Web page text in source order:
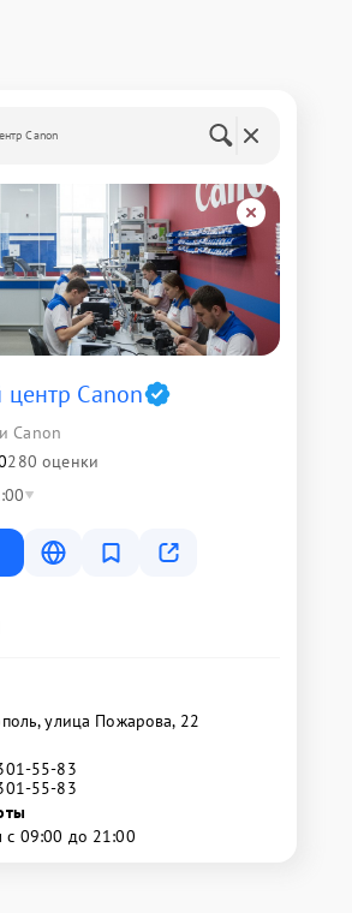
Canon
Canon
Canon
280 оценки
улица Пожарова, 22
55-83
55-83
с 09:00 до 21:00